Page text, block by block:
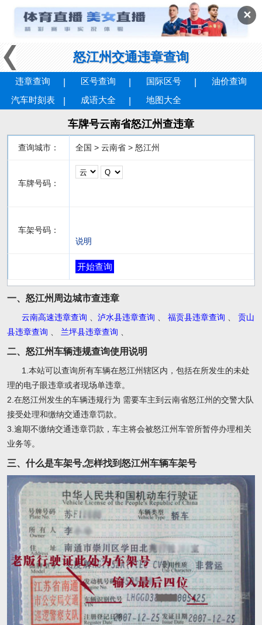
✕
怒江州交通违章查询
违章查询 区号查询 国际区号
油价查询
汽车时刻表
成语大全 地图大全
车牌号云南省怒江州查违章
查询城市： 全国 > 云南省 > 怒江州
车牌号码：
车架号码：
说明
开始查询
一、怒江州周边城市查违章
云南高速违章查询 泸水县违章查询 福贡县违章查询
贡山
县违章查询
兰坪县违章查询
二、怒江州车辆违规查询使用说明
1.本站可以查询所有车辆在怒江州辖区内，包括在所发生的未处
理的电子眼违章或者现场单违章。
2.在怒江州发生的车辆违规行为 需要车主到云南省怒江州的交警大队
接受处理和缴纳交通违章罚款。
3.逾期不缴纳交通违章罚款，车主将会被怒江州车管所暂停办理相关
业务等。
三、什么是车架号,怎样找到怒江州车辆车架号